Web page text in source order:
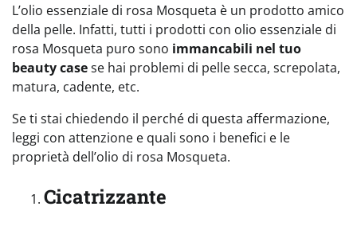
L’olio essenziale di rosa Mosqueta è un prodotto amico
della pelle. Infatti, tutti i prodotti con olio essenziale di
rosa Mosqueta puro sono immancabili nel tuo
beauty casese hai problemi di pelle secca, screpolata,
matura, cadente, etc.
Se ti stai chiedendo il perché di questa affermazione,
leggi con attenzione e quali sono i benefici e le
proprietà dell’olio di rosa Mosqueta.
Cicatrizzante